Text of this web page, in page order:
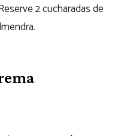
2 cucharadas de